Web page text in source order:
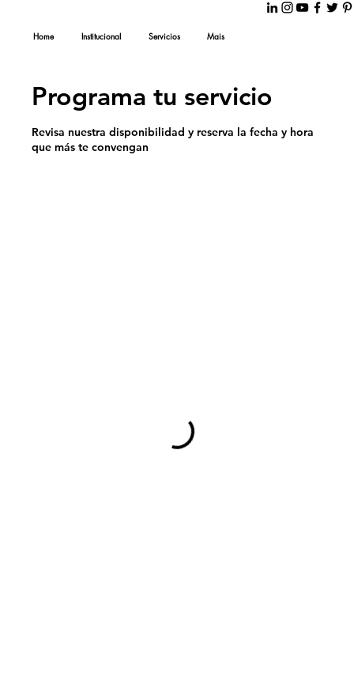
Home Institucional Servicios Mais
Programa tu servicio
Revisa nuestra disponibilidad y reserva la fecha y hora
que más te convengan